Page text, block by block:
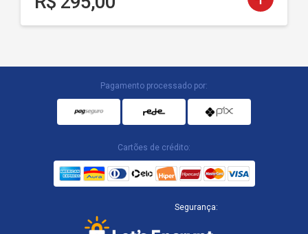
Pagamento processado por:
Cartões de crédito:
Segurança: